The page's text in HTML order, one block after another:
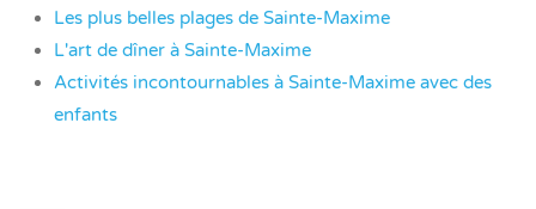
Les plus belles plages de Sainte-Maxime
L'art de dîner à Sainte-Maxime
Activités incontournables à Sainte-Maxime avec des
enfants